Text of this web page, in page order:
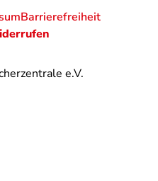
e.V.
Barrierefreiheit